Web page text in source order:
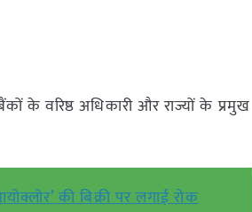
के वरिष्ठ अधिकारी और राज्यों के प्रमुख
की बिक्री पर लगाई रोक